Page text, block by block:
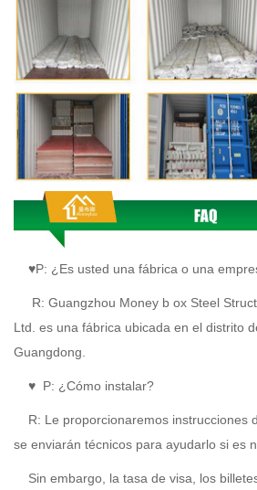
♥P: ¿Es usted una fábrica o una
R: Guangzhou Money b ox Steel
Ltd. es una fábrica ubicada en el distrito
Guangdong.
♥ P: ¿Cómo instalar?
R: Le proporcionaremos instrucciones
se enviarán técnicos para ayudarlo si es
Sin embargo, la tasa de visa, los